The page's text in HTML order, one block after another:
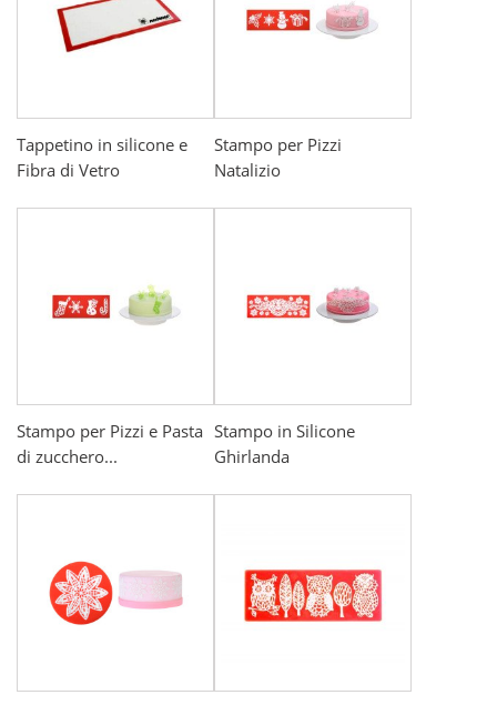
Tappetino in silicone e
Fibra di Vetro
Stampo per Pizzi
Natalizio
Stampo per Pizzi e Pasta
di zucchero...
Stampo in Silicone
Ghirlanda